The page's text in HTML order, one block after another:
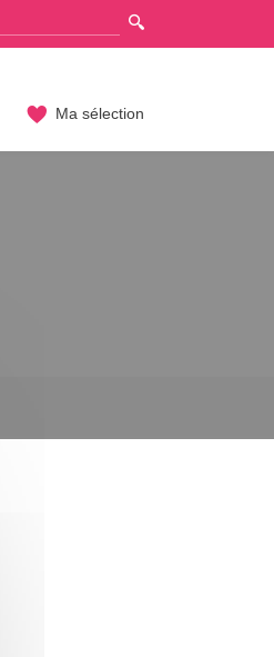
Ma sélection